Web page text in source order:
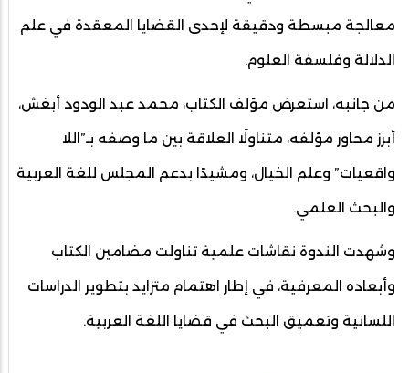
معالجة مبسطة ودقيقة لإحدى القضايا المعقدة في علم
الدلالة وفلسفة العلوم.
من جانبه، استعرض مؤلف الكتاب، محمد عبد الودود أبغش،
أبرز محاور مؤلفه، متناولًا العلاقة بين ما وصفه بـ”اللا
واقعيات” وعلم الخيال، ومشيدًا بدعم المجلس للغة العربية
والبحث العلمي.
وشهدت الندوة نقاشات علمية تناولت مضامين الكتاب
وأبعاده المعرفية، في إطار اهتمام متزايد بتطوير الدراسات
اللسانية وتعميق البحث في قضايا اللغة العربية.